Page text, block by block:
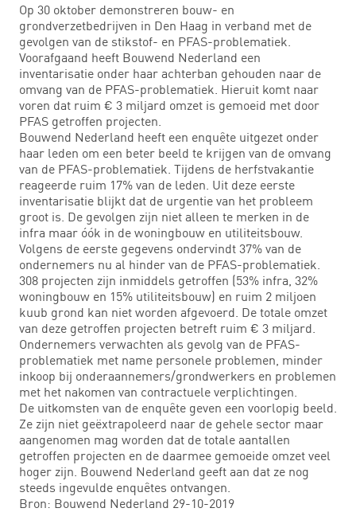
Op 30 oktober demonstreren bouw- en
grondverzetbedrijven in Den Haag in verband met de
gevolgen van de stikstof- en PFAS-problematiek.
Voorafgaand heeft Bouwend Nederland een
inventarisatie onder haar achterban gehouden naar de
omvang van de PFAS-problematiek. Hieruit komt naar
voren dat ruim € 3 miljard omzet is gemoeid met door
PFAS getroffen projecten.
Bouwend Nederland heeft een enquête uitgezet onder
haar leden om een beter beeld te krijgen van de omvang
van de PFAS-problematiek. Tijdens de herfstvakantie
reageerde ruim 17% van de leden. Uit deze eerste
inventarisatie blijkt dat de urgentie van het probleem
groot is. De gevolgen zijn niet alleen te merken in de
infra maar óók in de woningbouw en utiliteitsbouw.
Volgens de eerste gegevens ondervindt 37% van de
ondernemers nu al hinder van de PFAS-problematiek.
308 projecten zijn inmiddels getroffen (53% infra, 32%
woningbouw en 15% utiliteitsbouw) en ruim 2 miljoen
kuub grond kan niet worden afgevoerd. De totale omzet
van deze getroffen projecten betreft ruim € 3 miljard.
Ondernemers verwachten als gevolg van de PFAS-
problematiek met name personele problemen, minder
inkoop bij onderaannemers/grondwerkers en problemen
met het nakomen van contractuele verplichtingen.
De uitkomsten van de enquête geven een voorlopig beeld.
Ze zijn niet geëxtrapoleerd naar de gehele sector maar
aangenomen mag worden dat de totale aantallen
getroffen projecten en de daarmee gemoeide omzet veel
hoger zijn. Bouwend Nederland geeft aan dat ze nog
steeds ingevulde enquêtes ontvangen.
Bron: Bouwend Nederland 29-10-2019